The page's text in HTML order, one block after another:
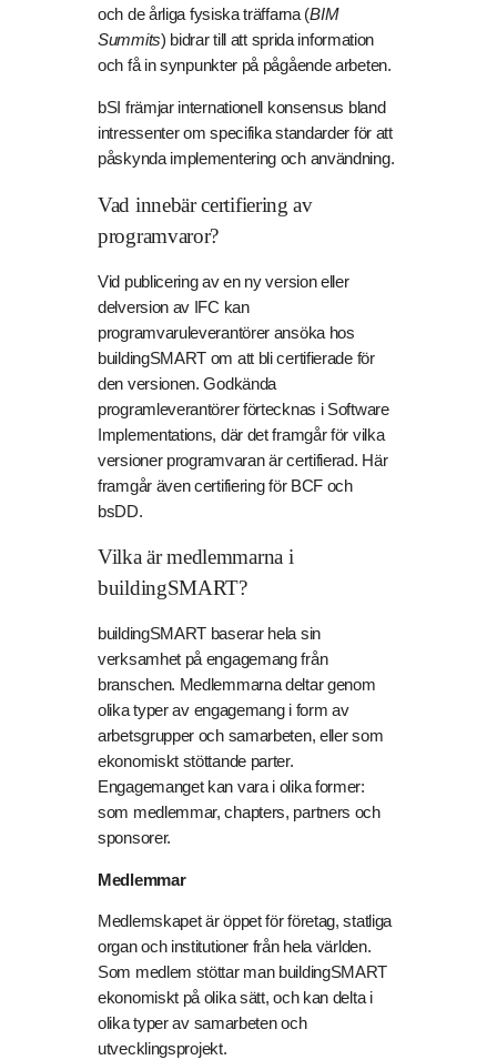
och de årliga fysiska träffarna (BIM
Summits) bidrar till att sprida information
och få in synpunkter på pågående arbeten.
bSI främjar internationell konsensus bland
intressenter om specifika standarder för att
påskynda implementering och användning.
Vad innebär certifiering av
programvaror?
Vid publicering av en ny version eller
delversion av IFC kan
programvaruleverantörer ansöka hos
buildingSMART om att bli certifierade för
den versionen. Godkända
programleverantörer förtecknas i Software
Implementations, där det framgår för vilka
versioner programvaran är certifierad. Här
framgår även certifiering för BCF och
bsDD.
Vilka är medlemmarna i
buildingSMART?
buildingSMART baserar hela sin
verksamhet på engagemang från
branschen. Medlemmarna deltar genom
olika typer av engagemang i form av
arbetsgrupper och samarbeten, eller som
ekonomiskt stöttande parter.
Engagemanget kan vara i olika former:
som medlemmar, chapters, partners och
sponsorer.
Medlemmar
Medlemskapet är öppet för företag, statliga
organ och institutioner från hela världen.
Som medlem stöttar man buildingSMART
ekonomiskt på olika sätt, och kan delta i
olika typer av samarbeten och
utvecklingsprojekt.